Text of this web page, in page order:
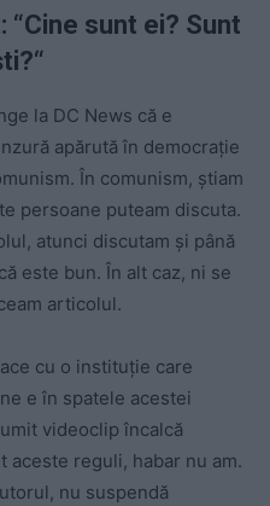
: “Cine sunt ei? Sunt
la DC News că e
apărută în democrație
În comunism, știam
persoane puteam discuta.
atunci discutam și până
este bun. În alt caz, ni se
articolul.
cu o instituție care
e în spatele acestei
videoclip încalcă
reguli, habar nu am.
nu suspendă